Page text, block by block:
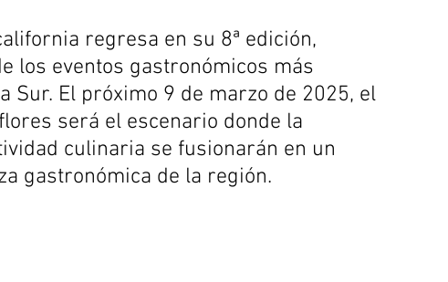
regresa en su 8ª edición,
los eventos gastronómicos más
Sur. El próximo 9 de marzo de 2025, el
será el escenario donde la
culinaria se fusionarán en un
gastronómica de la región.